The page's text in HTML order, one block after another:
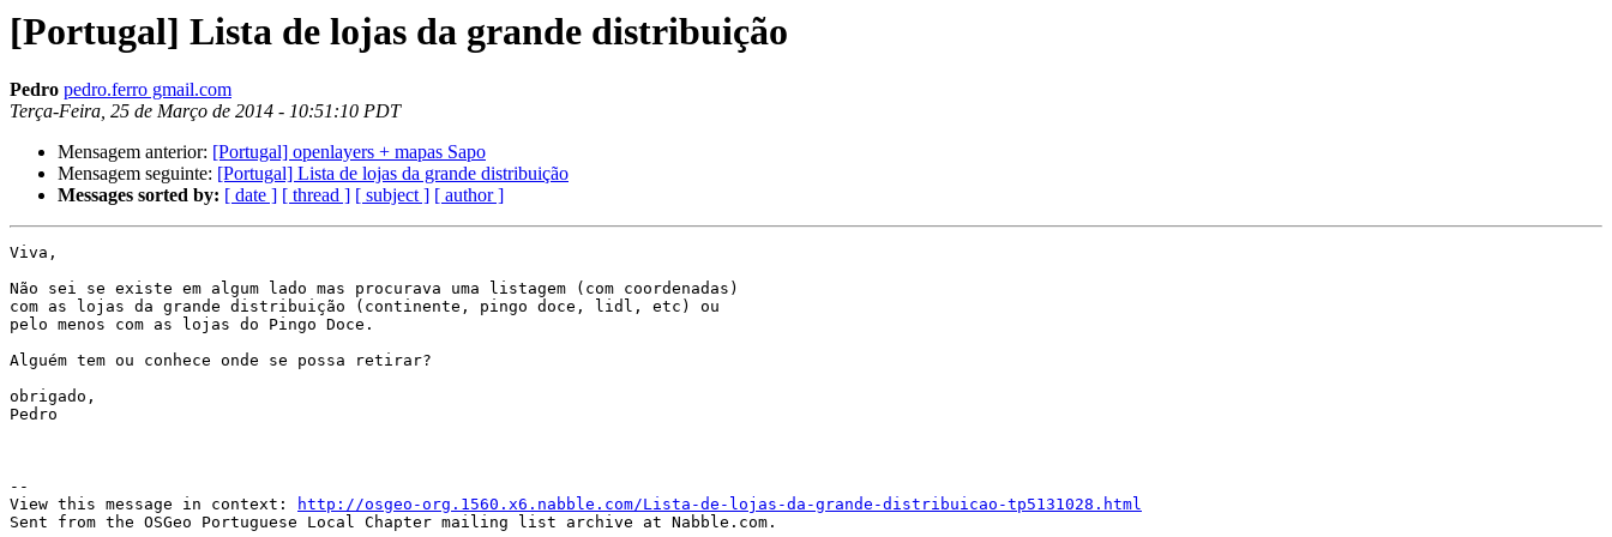
[Portugal] Lista de lojas da grande distribuição
Pedro pedro.ferro gmail.com
Terça-Feira, 25 de Março de 2014 - 10:51:10 PDT
Mensagem anterior: [Portugal] openlayers + mapas Sapo
Mensagem seguinte: [Portugal] Lista de lojas da grande distribuição
Messages sorted by: [ date ] [ thread ] [ subject ] [ author ]
Viva,
Não sei se existe em algum lado mas procurava uma listagem (com coordenadas)
com as lojas da grande distribuição (continente, pingo doce, lidl, etc) ou
pelo menos com as lojas do Pingo Doce.
Alguém tem ou conhece onde se possa retirar?
obrigado,
Pedro
--
View this message in context:
http://osgeo-org.1560.x6.nabble.com/Lista-de-lojas-da-grande-distribuicao-tp5131028.html